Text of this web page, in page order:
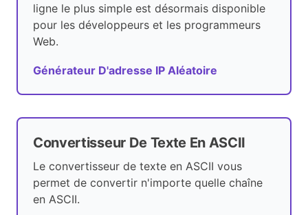
ligne le plus simple est désormais disponible
pour les développeurs et les programmeurs
Web.
Générateur D'adresse IP Aléatoire
Convertisseur De Texte En ASCII
Le convertisseur de texte en ASCII vous
permet de convertir n'importe quelle chaîne
en ASCII.